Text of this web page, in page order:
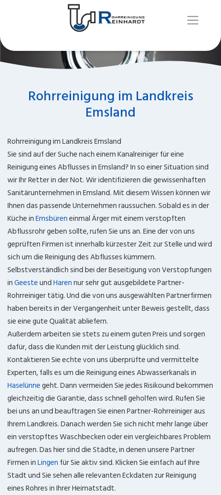
Rohrreinigung im Landkreis
Emsland
Rohrreinigung im Landkreis Emsland
Sie sind auf der Suche nach einem Kanalreiniger für eine
Reinigung eines Abflusses in Emsland? In so einer Situation sind
wir Ihr Retter in der Not. Wir identifizieren die gewissenhaften
Sanitärunternehmen in Emsland. Mit diesem Wissen können wir
Ihnen das passende Unternehmen raussuchen. Sobald es in der
Küche inEmsbüreneinmal Ärger mit einem verstopften
Abflussrohr geben sollte, rufen Sie uns an. Eine der von uns
geprüften Firmen ist innerhalb kürzester Zeit zur Stelle und wird
sich um die Reinigung des Abflusses kümmern.
Selbstverständlich sind bei der Beseitigung von Verstopfungen
inGeesteundHarennur sehr gut ausgebildete Partner-
Rohrreiniger tätig. Und die von uns ausgewählten Partnerfirmen
haben bereits in der Vergangenheit unter Beweis gestellt, dass
sie eine gute Qualität abliefern.
Außerdem arbeiten sie stets zu einem guten Preis und sorgen
dafür, dass die Kunden mit der Leistung glücklich sind.
Kontaktieren Sie echte von uns überprüfte und vermittelte
Experten, falls es um die Reinigung eines Abwasserkanals in
Haselünnegeht. Dann vermeiden Sie jedes Risikound bekommen
gleichzeitig die Garantie, dass schnell geholfen wird. Rufen Sie
bei uns an und beauftragen Sie einen Partner-Rohrreiniger aus
Ihrem Landkreis. Danach werden Sie sich nicht mehr lange über
ein verstopftes Waschbecken oder ein vergleichbares Problem
aufregen. Das hier sind die Städte, in denen unsere Partner
Firmen inLingen für Sie aktiv sind. Klicken Sie einfach auf Ihre
Stadt und Sie sehen alle relevanten Eckdaten zur Reinigung
eines Rohres in Ihrer Heimatstadt.